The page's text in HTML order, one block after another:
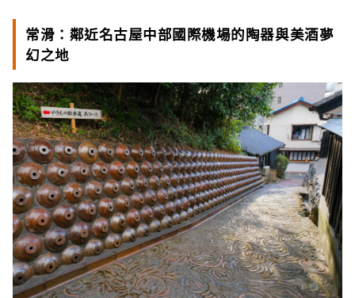
常滑：鄰近名古屋中部國際機場的陶器與美酒夢
幻之地